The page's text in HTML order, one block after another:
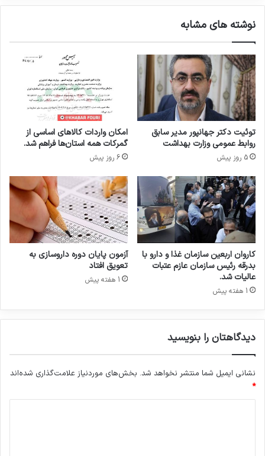
د
و
ی
ا
ر
ب
ا
ش
ت
:
پ
ش
ک
خ
ا
ن
و
ا
ه
و
ی
ا
ر
ن
د
و
نوشته های مشابه
توئیت دکتر جهانپور مدیر سابق
روابط عمومی وزارت بهداشت
5 روز پیش
امکان واردات کالاهای اساسی از
گمرکات همه استان‌ها فراهم شد.
6 روز پیش
کاروان اربعین سازمان غذا و دارو با
بدرقه رئیس سازمان عازم عتبات
عالیات شد.
1 هفته پیش
آزمون پایان دوره داروسازی به
تعویق افتاد
1 هفته پیش
دیدگاهتان را بنویسید
نشانی ایمیل شما منتشر نخواهد شد. بخش‌های موردنیاز علامت‌گذاری شده‌اند
*